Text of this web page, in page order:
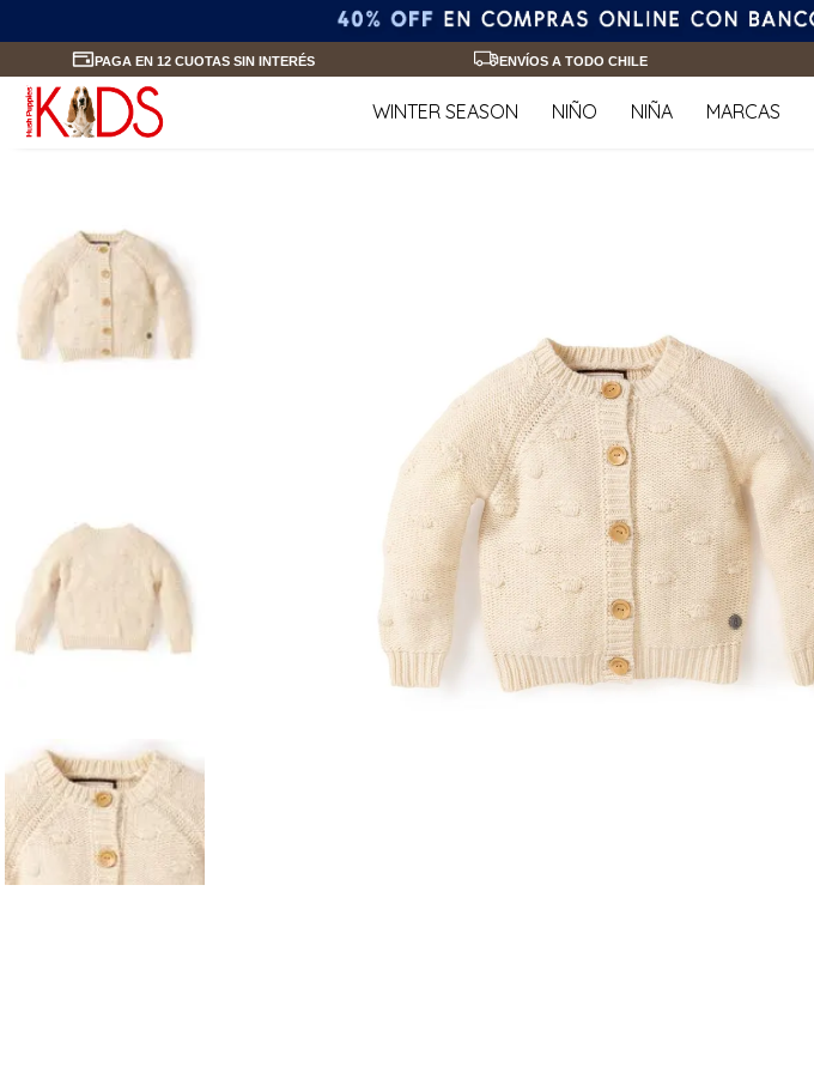
PAGA EN 12 CUOTAS SIN INTERÉS ENVÍOS A TODO CHILE
WINTER SEASON NIÑO NIÑA MARCAS